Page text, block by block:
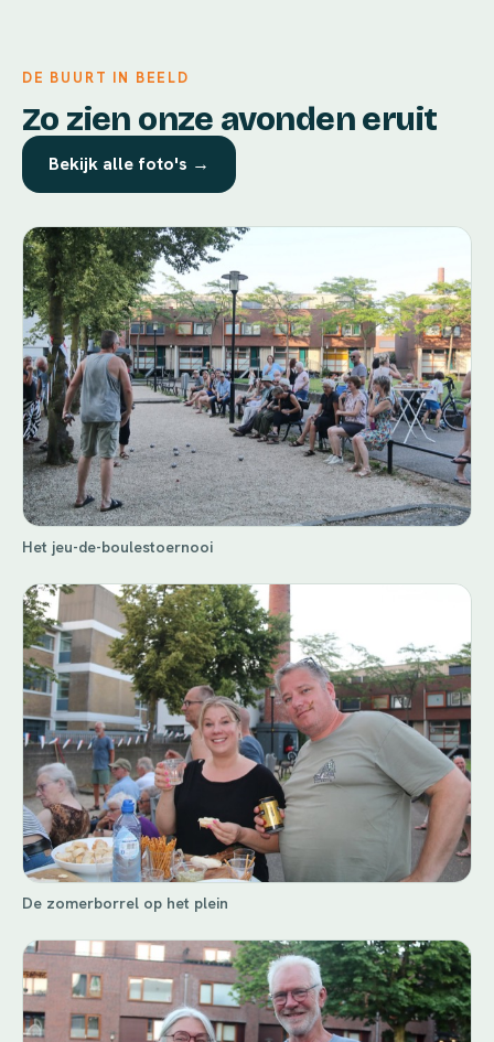
DE BUURT IN BEELD
Zo zien onze avonden eruit
Bekijk alle foto's →
Het jeu-de-boulestoernooi
De zomerborrel op het plein